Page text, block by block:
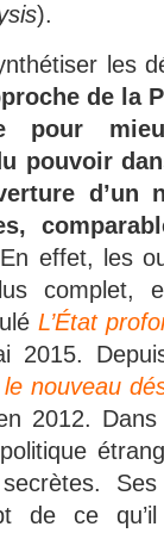
).
les
de la
pour
pouvoir
d’un
effet, les
complet,
L’État
2015.
nouveau
2012. Dans
de ce